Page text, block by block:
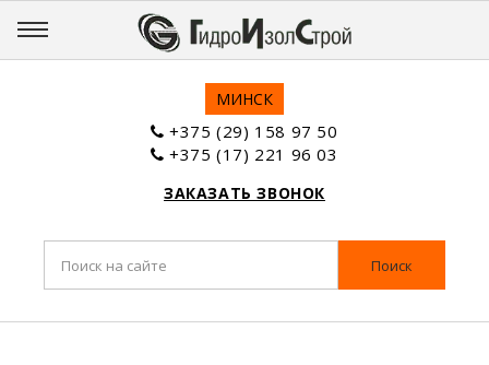
МИНСК
+375 (29) 158 97 50
+375 (17) 221 96 03
ЗАКАЗАТЬ ЗВОНОК
Поиск